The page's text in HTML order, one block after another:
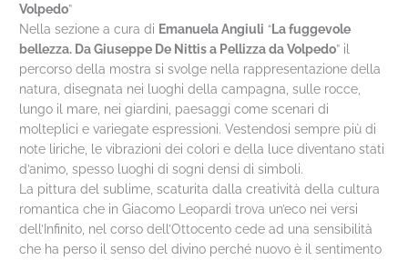
Volpedo”
Nella sezione a cura di Emanuela Angiuli “La fuggevole
bellezza. Da Giuseppe De Nittis a Pellizza da Volpedo” il
percorso della mostra si svolge nella rappresentazione della
natura, disegnata nei luoghi della campagna, sulle rocce,
lungo il mare, nei giardini, paesaggi come scenari di
molteplici e variegate espressioni. Vestendosi sempre più di
note liriche, le vibrazioni dei colori e della luce diventano stati
d’animo, spesso luoghi di sogni densi di simboli.
La pittura del sublime, scaturita dalla creatività della cultura
romantica che in Giacomo Leopardi trova un’eco nei versi
dell’Infinito, nel corso dell’Ottocento cede ad una sensibilità
che ha perso il senso del divino perché nuovo è il sentimento